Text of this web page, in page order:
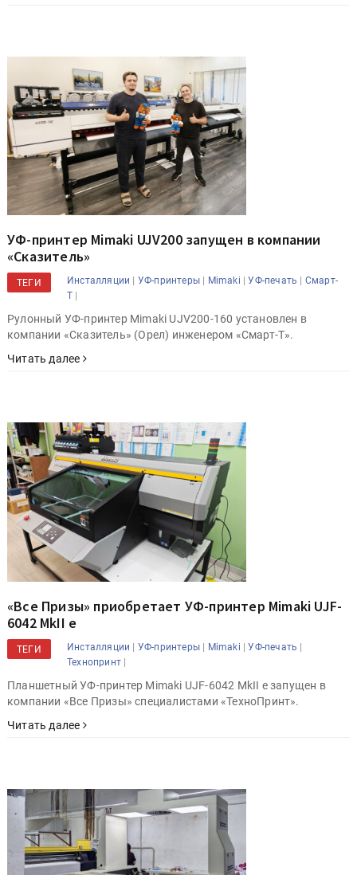
УФ-принтер Mimaki UJV200 запущен в компании
«Сказитель»
ТЕГИ Инсталляции | УФ-принтеры | Mimaki |УФ-печать | Смарт-
Т |
Рулонный УФ-принтер Mimaki UJV200-160 установлен в
компании «Сказитель» (Орел) инженером «Смарт-Т».
Читать далее
«Все Призы» приобретает УФ-принтер Mimaki UJF-
6042 MkII e
ТЕГИ Инсталляции | УФ-принтеры | Mimaki |УФ-печать |
Технопринт |
Планшетный УФ-принтер Mimaki UJF-6042 MkII e запущен в
компании «Все Призы» специалистами «ТехноПринт».
Читать далее